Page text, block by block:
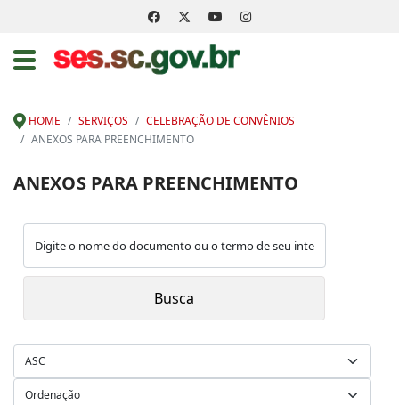
HOME SERVIÇOS
CELEBRAÇÃO DE CONVÊNIOS
ANEXOS PARA PREENCHIMENTO
ANEXOS PARA PREENCHIMENTO